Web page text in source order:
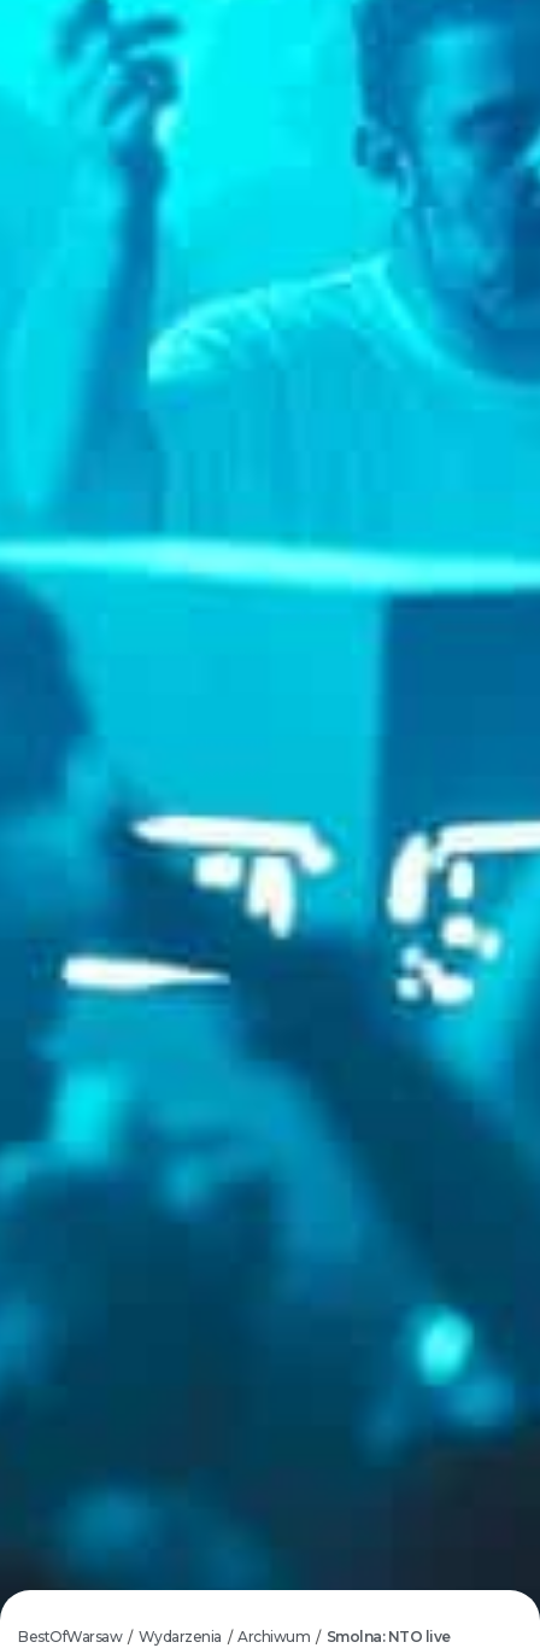
BestOfWarsaw / Wydarzenia / Archiwum / Smolna: NTO live